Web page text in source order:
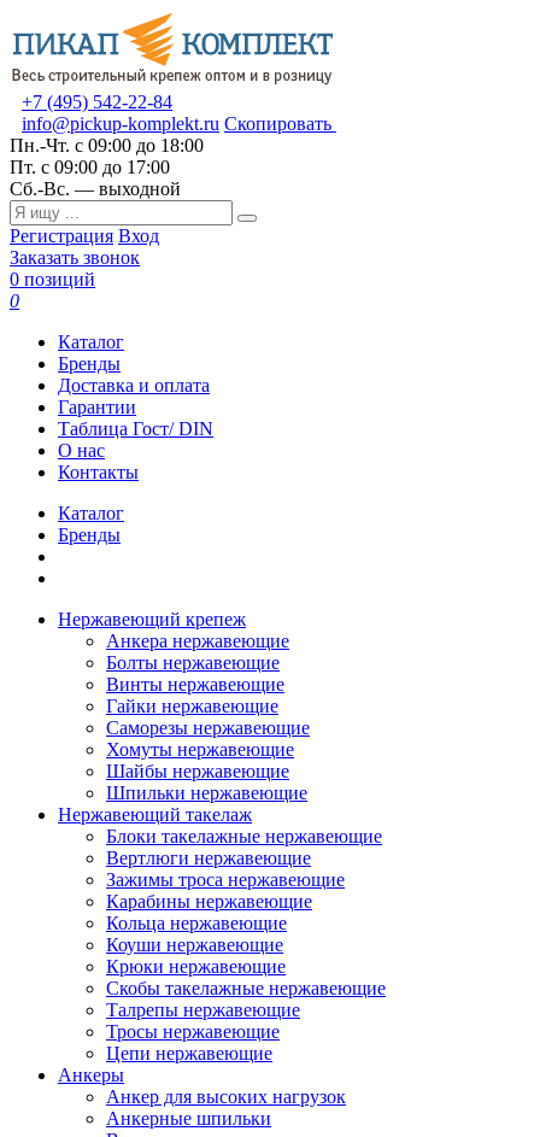
+7 (495) 542-22-84
info@pickup-komplekt.ru Скопировать
Пн.-Чт. с 09:00 до 18:00
Пт. с 09:00 до 17:00
Сб.-Вс. — выходной
Регистрация Вход
Заказать звонок
0 позиций
0
Каталог
Бренды
Доставка и оплата
Гарантии
Таблица Гост/ DIN
О нас
Контакты
Каталог
Бренды
Нержавеющий крепеж
Анкера нержавеющие
Болты нержавеющие
Винты нержавеющие
Гайки нержавеющие
Саморезы нержавеющие
Хомуты нержавеющие
Шайбы нержавеющие
Шпильки нержавеющие
Нержавеющий такелаж
Блоки такелажные нержавеющие
Вертлюги нержавеющие
Зажимы троса нержавеющие
Карабины нержавеющие
Кольца нержавеющие
Коуши нержавеющие
Крюки нержавеющие
Скобы такелажные нержавеющие
Талрепы нержавеющие
Тросы нержавеющие
Цепи нержавеющие
Анкеры
Анкер для высоких нагрузок
Анкерные шпильки